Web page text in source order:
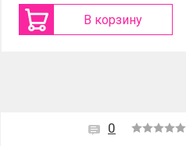
В корзину
0